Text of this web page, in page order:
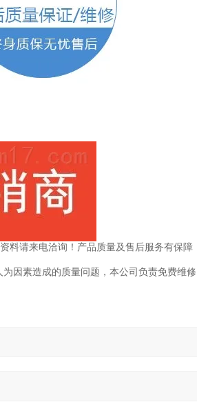
料请来电洽询！产品质量及售后服务有保障
因素造成的质量问题，本公司负责免费维